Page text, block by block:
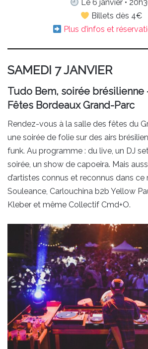
Le 6 janvier •
Billets dès 4€
Plus d’infos et
SAMEDI 7 JANVIER
Tudo Bem, soirée brésilienne
Fêtes Bordeaux Grand-Parc
Rendez-vous à la salle des fêtes du
une soirée de folie sur des airs
funk. Au programme : du live, un DJ
soirée, un show de capoeira. Mais
d’artistes connus et reconnus dans
Souleance, Carlouchina b2b Yellow
Kleber et même Collectif Cmd+O.